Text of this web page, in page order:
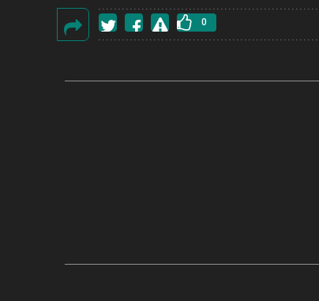
گزارش
0